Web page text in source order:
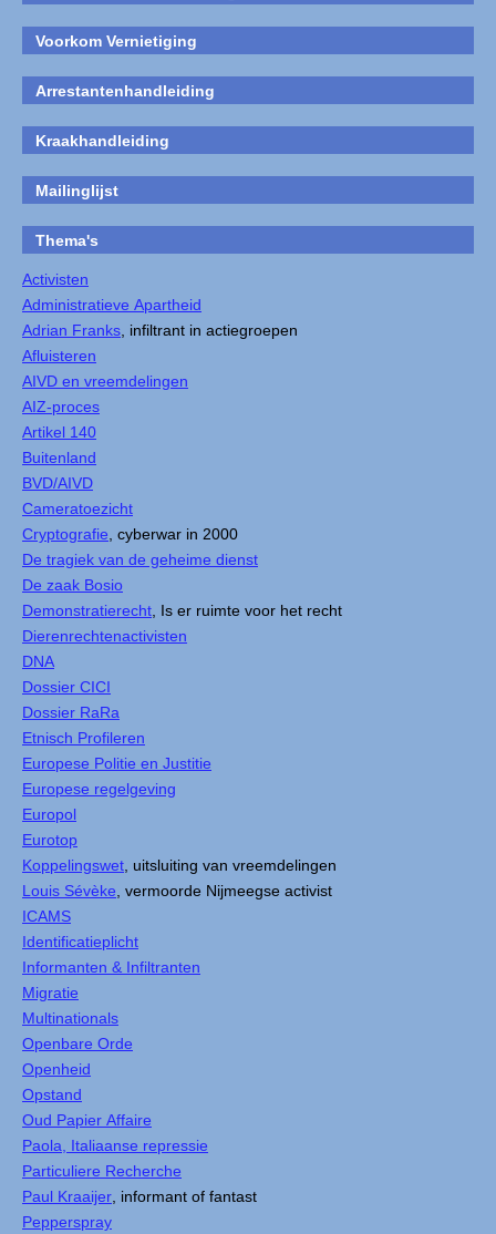
Voorkom Vernietiging
Arrestantenhandleiding
Kraakhandleiding
Mailinglijst
Thema's
Activisten
Administratieve Apartheid
Adrian Franks, infiltrant in actiegroepen
Afluisteren
AIVD en vreemdelingen
AIZ-proces
Artikel 140
Buitenland
BVD/AIVD
Cameratoezicht
Cryptografie, cyberwar in 2000
De tragiek van de geheime dienst
De zaak Bosio
Demonstratierecht, Is er ruimte voor het recht
Dierenrechtenactivisten
DNA
Dossier CICI
Dossier RaRa
Etnisch Profileren
Europese Politie en Justitie
Europese regelgeving
Europol
Eurotop
Koppelingswet, uitsluiting van vreemdelingen
Louis Sévèke, vermoorde Nijmeegse activist
ICAMS
Identificatieplicht
Informanten & Infiltranten
Migratie
Multinationals
Openbare Orde
Openheid
Opstand
Oud Papier Affaire
Paola, Italiaanse repressie
Particuliere Recherche
Paul Kraaijer, informant of fantast
Pepperspray